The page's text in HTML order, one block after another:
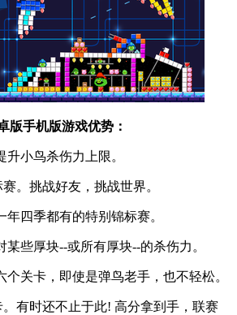
版手机版游戏优势：
小鸟杀伤力上限。
。挑战好友，挑战世界。
四季都有的特别锦标赛。
些厚块--或所有厚块--的杀伤力。
个关卡，即使是弹鸟老手，也不轻松。
有时还不止于此! 高分拿到手，联赛